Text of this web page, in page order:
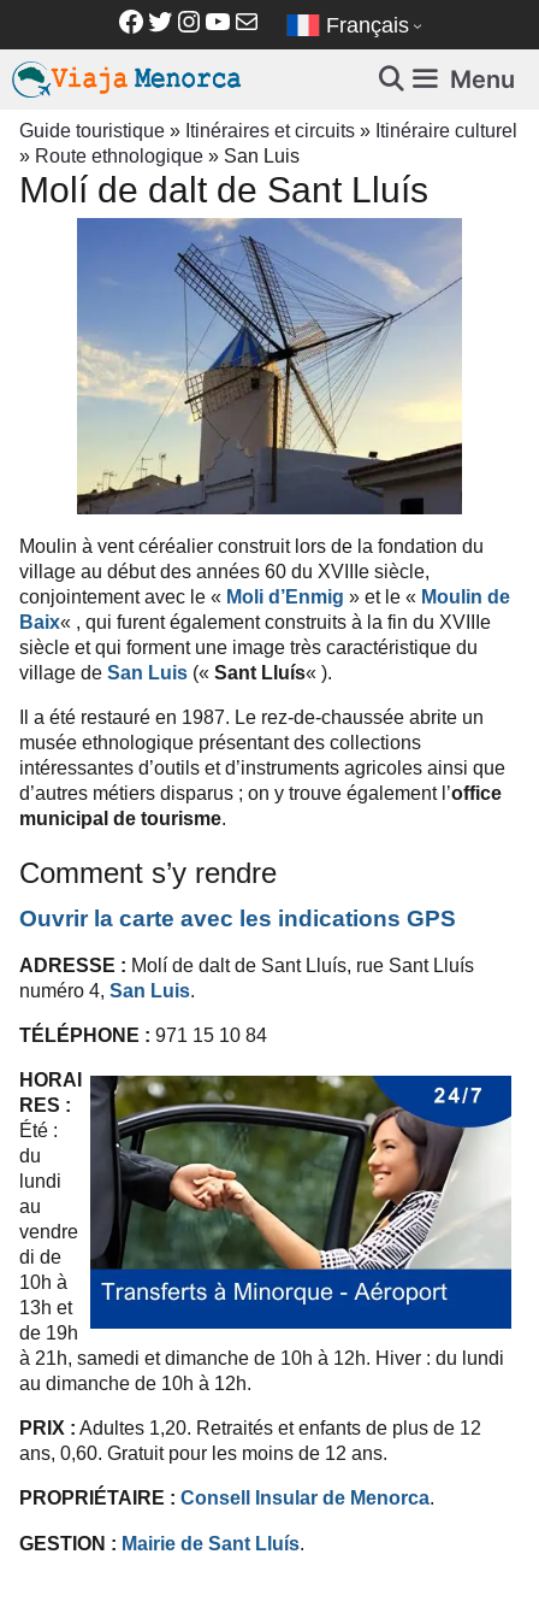
contenu
Facebook
Twitter
Instagram
YouTube
E-mail Français
Menu
Guide touristique » Itinéraires et circuits » Itinéraire culturel
» Route ethnologique » San Luis
Molí de dalt de Sant Lluís
Moulin à vent céréalier construit lors de la fondation du
village au début des années 60 du XVIIIe siècle,
conjointement avec le « Moli d’Enmig » et le « Moulin de
Baix« , qui furent également construits à la fin du XVIIIe
siècle et qui forment une image très caractéristique du
village de San Luis (« Sant Lluís« ).
Il a été restauré en 1987. Le rez-de-chaussée abrite un
musée ethnologique présentant des collections
intéressantes d’outils et d’instruments agricoles ainsi que
d’autres métiers disparus ; on y trouve également l’office
municipal de tourisme.
Comment s’y rendre
Ouvrir la carte avec les indications GPS
ADRESSE : Molí de dalt de Sant Lluís, rue Sant Lluís
numéro 4, San Luis.
TÉLÉPHONE : 971 15 10 84
HORAI
RES :
Été :
du
lundi
au
vendre
di de
10h à
13h et
de 19h
à 21h, samedi et dimanche de 10h à 12h. Hiver : du lundi
au dimanche de 10h à 12h.
PRIX : Adultes 1,20. Retraités et enfants de plus de 12
ans, 0,60. Gratuit pour les moins de 12 ans.
PROPRIÉTAIRE : Consell Insular de Menorca.
GESTION : Mairie de Sant Lluís.